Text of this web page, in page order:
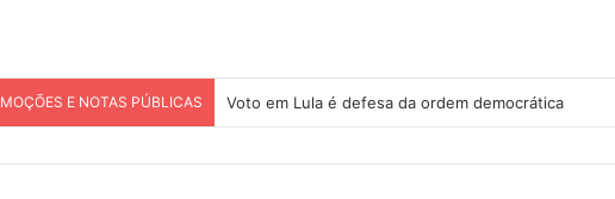
MOÇÕES E NOTAS PÚBLICAS Nota de solidariedade ao povo venezuelano